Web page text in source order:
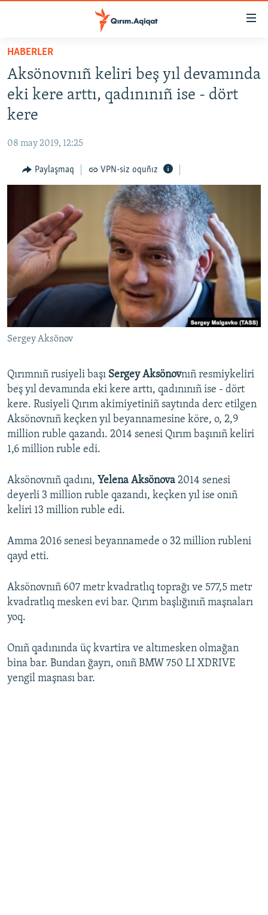
Esas
qaytmaq
Baş
navigatsiyağa
qaytmaq
Qıdıruvğa
qaytmaq
HABERLER
SİYASET
MEDENİYET
İNSAN AQLARI
BLOGLAR
FİKİR
Русский
Українською
QOŞULIÑIZ!
RFE/RS bütün saytları
HABERLER
Aksönovnıñ keliri beş yıl devamında
eki kere arttı, qadınınıñ ise - dört
kere
08 may 2019, 12:25
Paylaşmaq VPN-siz oquñız
Sergey Aksönov
Qırımnıñ rusiyeli başı Sergey Aksönovnıñ resmiykeliri
beş yıl devamında eki kere arttı, qadınınıñ ise - dört
kere. Rusiyeli Qırım akimiyetiniñ saytında derc etilgen
Aksönovnıñ keçken yıl beyannamesine köre, o, 2,9
million ruble qazandı. 2014 senesi Qırım başınıñ keliri
1,6 million ruble edi.
Aksönovnıñ qadını, Yelena Aksönova 2014 senesi
deyerli 3 million ruble qazandı, keçken yıl ise onıñ
keliri 13 million ruble edi.
Amma 2016 senesi beyannamede o 32 million rubleni
qayd etti.
Aksönovnıñ 607 metr kvadratlıq toprağı ve 577,5 metr
kvadratlıq mesken evi bar. Qırım başlığınıñ maşnaları
yoq.
Onıñ qadınında üç kvartira ve altımesken olmağan
bina bar. Bundan ğayrı, onıñ BMW 750 LI XDRIVE
yengil maşnası bar.